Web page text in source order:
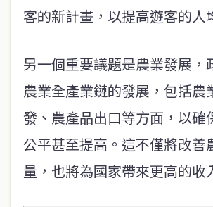
客的新計畫，以提高遊​​客的人
另一個重要議題是農業發展，
農業全產業鏈的發展，包括農
發、農產品出口等方面，以確
公平甚至提高。這不僅將改善
量，也將為國家帶來更高的收